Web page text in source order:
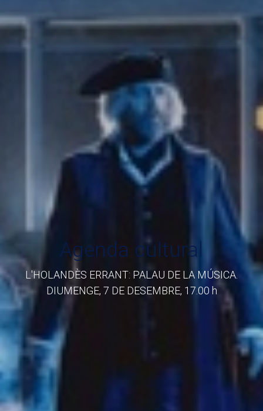
Agenda cultural
L'HOLANDÈS ERRANT: PALAU DE LA MÚSICA.
DIUMENGE, 7 DE DESEMBRE, 17.00 h